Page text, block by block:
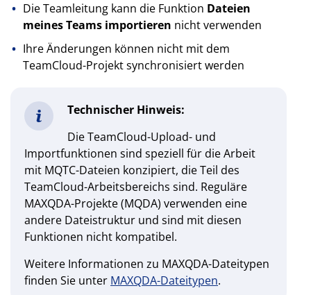
Die Teamleitung kann die Funktion Dateien
meines Teams importieren nicht verwenden
Ihre Änderungen können nicht mit dem
TeamCloud-Projekt synchronisiert werden
Technischer Hinweis:
Die TeamCloud-Upload- und
Importfunktionen sind speziell für die Arbeit
mit MQTC-Dateien konzipiert, die Teil des
TeamCloud-Arbeitsbereichs sind. Reguläre
MAXQDA-Projekte (MQDA) verwenden eine
andere Dateistruktur und sind mit diesen
Funktionen nicht kompatibel.
Weitere Informationen zu MAXQDA-Dateitypen
finden Sie unter MAXQDA-Dateitypen.